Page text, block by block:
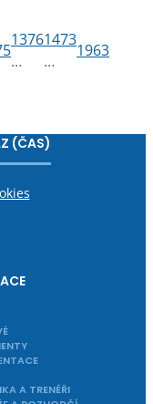
1376
…
1473
…
1963
(ČAS)
A TRENÉŘI